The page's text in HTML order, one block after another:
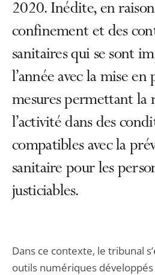
2020. Inédite, en
confinement et des
sanitaires qui se sont
l’année avec la mise en
mesures permettant la
l’activité dans des
compatibles avec la
sanitaire pour les
justiciables.
Dans ce contexte, le tribunal
outils numériques